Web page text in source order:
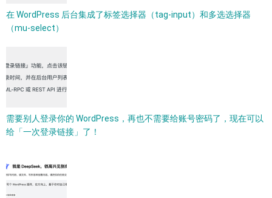
在 WordPress 后台集成了标签选择器（tag-input）和多选选择器
（mu-select）
需要别人登录你的 WordPress，再也不需要给账号密码了，现在可以
给「一次登录链接」了！